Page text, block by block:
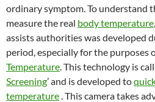
ordinary symptom. To understand
measure the real body temperature
assists authorities was developed
period, especially for the purposes
Temperature. This technology is
Screening’ and is developed to
temperature. This camera takes